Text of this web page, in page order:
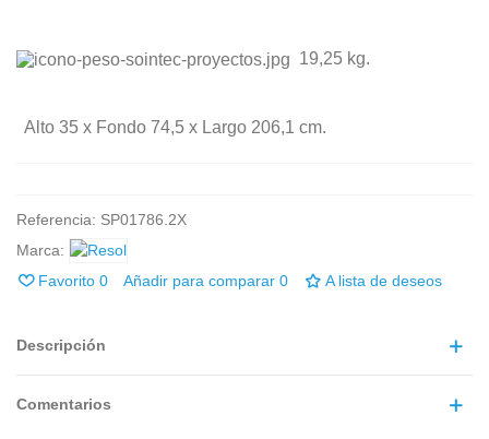
19,25 kg.
Alto 35 x Fondo 74,5 x Largo 206,1 cm.
Referencia: SP01786.2X
Marca:
Favorito 0 Añadir para comparar 0 A lista de deseos
Descripción
Comentarios